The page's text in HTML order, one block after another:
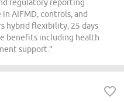
regulatory reporting
AIFMD, controls, and
hybrid flexibility, 25 days
benefits including health
support.”